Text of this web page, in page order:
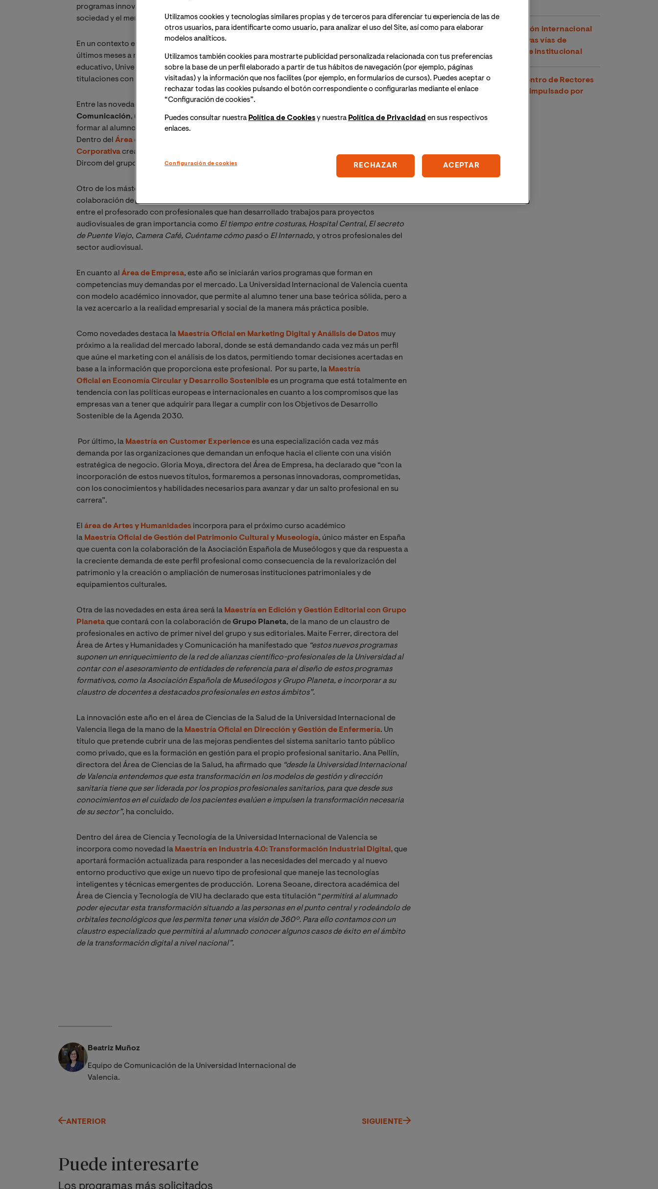
programas innovadores, especializados y altamente enfocados a las necesidades reales de la
sociedad y el mercado laboral público y privado.
En un contexto en el que la demanda de formación online se ha visto incrementada durante los
últimos meses a raíz del confinamiento y de la situación de incertidumbre que vive el sector
educativo, Universidad Internacional de Valencia ofrece a futuros estudiantes nuevas
titulaciones con el fin de formar y profesionalizar nuevos perfiles demandados por las empresas.
Entre las novedades para el próximo curso académico destaca la
Comunicación, un máster pionero en el mundo de la comunicación en España y orientado en
formar al alumno en el análisis de datos para el desarrollo de estrategias de comunicación.
Dentro del Área de Comunicación
Corporativacreado en colaboración con Atresmedia y que cuenta en su profesorado con los
Dircom del grupo audiovisual.
Otro de los másteres en los que la Universidad Internacional de Valencia contará con la
colaboración de Atresmedia es el
entre el profesorado con profesionales que han desarrollado trabajos para proyectos
audiovisuales de gran importancia como El tiempo entre costuras, Hospital Central, El secreto
de Puente Viejo, Camera Café, Cuéntame cómo pasóo El Internado, y otros profesionales del
sector audiovisual.
En cuanto al Área de Empresa, este año se iniciarán varios programas que forman en
competencias muy demandas por el mercado. La Universidad Internacional de Valencia cuenta
con modelo académico innovador, que permite al alumno tener una base teórica sólida, pero a
la vez acercarlo a la realidad empresarial y social de la manera más práctica posible.
Como novedades destaca la Maestría Oficial en Marketing Digital y Análisis de Datos muy
próximo a la realidad del mercado laboral, donde se está demandando cada vez más un perfil
que aúne el marketing con el análisis de los datos, permitiendo tomar decisiones acertadas en
base a la información que proporciona este profesional. Por su parte, la Maestría
Oficial en Economía Circular y Desarrollo Sosteniblees un programa que está totalmente en
tendencia con las políticas europeas e internacionales en cuanto a los compromisos que las
empresas van a tener que adquirir para llegar a cumplir con los Objetivos de Desarrollo
Sostenible de la Agenda 2030.
Por último, la Maestría en Customer Experiencees una especialización cada vez más
demanda por las organizaciones que demandan un enfoque hacia el cliente con una visión
estratégica de negocio. Gloria Moya, directora del Área de Empresa, ha declarado que “con la
incorporación de estos nuevos títulos, formaremos a personas innovadoras, comprometidas,
con los conocimientos y habilidades necesarios para avanzar y dar un salto profesional en su
carrera”.
El área de Artes y Humanidades incorpora para el próximo curso académico
la Maestría Oficial deGestión del Patrimonio Cultural y Museología, único máster en España
que cuenta con la colaboración de la Asociación Española de Museólogos y que da respuesta a
la creciente demanda de este perfil profesional como consecuencia de la revalorización del
patrimonio y la creación o ampliación de numerosas instituciones patrimoniales y de
equipamientos culturales.
Otra de las novedades en esta área será la Maestría en Edición y Gestión Editorialcon Grupo
Planetaque contará con la colaboración deGrupo Planeta, de la mano de un claustro de
profesionales en activo de primer nivel del grupo y sus editoriales. Maite Ferrer, directora del
Área de Artes y Humanidades y Comunicación ha manifestado que “estos nuevos programas
suponen un enriquecimiento de la red de alianzas científico-profesionales de la Universidad al
contar con el asesoramiento de entidades de referencia para el diseño de estos programas
formativos, como la Asociación Española de Museólogos y Grupo Planeta, e incorporar a su
claustro de docentes a destacados profesionales en estos ámbitos”.
La innovación este año en el área de Ciencias de la Salud de la Universidad Internacional de
Valencia llega de la mano de la Maestría Oficial en Dirección y Gestión de Enfermería. Un
título que pretende cubrir una de las mejoras pendientes del sistema sanitario tanto público
como privado, que es la formación en gestión para el propio profesional sanitario. Ana Pellín,
directora del Área de Ciencias de la Salud, ha afirmado que “desde la Universidad Internacional
de Valencia entendemos que esta transformación en los modelos de gestión y dirección
sanitaria tiene que ser liderada por los propios profesionales sanitarios, para que desde sus
conocimientos en el cuidado de los pacientes evalúen e impulsen la transformación necesaria
de su sector”, ha concluido.
Dentro del área de Ciencia y Tecnología de la Universidad Internacional de Valencia se
incorpora como novedad la Maestría en Industria 4.0: Transformación Industrial Digital,que
aportará formación actualizada para responder a las necesidades del mercado y al nuevo
entorno productivo que exige un nuevo tipo de profesional que maneje las tecnologías
inteligentes y técnicas emergentes de producción. Lorena Seoane, directora académica del
Área de Ciencia y Tecnología de VIU ha declarado que esta titulación “permitirá al alumnado
poder ejecutar esta transformación situando a las personas en el punto central y rodeándolo de
orbitales tecnológicos que les permita tener una visión de 360º. Para ello contamos con un
claustro especializado que permitirá al alumnado conocer algunos casos de éxito en el ámbito
de la transformación digital a nivel nacional”.
Beatriz Muñoz
Equipo de Comunicación de la Universidad Internacional de
Valencia.
ANTERIOR SIGUIENTE
VIU refuerza su proyección internacional
en Perú explorando nuevas vías de
cooperación académica e institucional
VIU participa en el Encuentro de Rectores
y Rectoras Perú-España impulsado por
Puede interesarte
Utilizamos cookies y tecnologías similares propias y de terceros para diferenciar tu experiencia de las de
otros usuarios, para identificarte como usuario, para analizar el uso del Site, así como para elaborar
modelos analíticos.
Utilizamos también cookies para mostrarte publicidad personalizada relacionada con tus preferencias
sobre la base de un perfil elaborado a partir de tus hábitos de navegación (por ejemplo, páginas
visitadas) y la información que nos facilites (por ejemplo, en formularios de cursos). Puedes aceptar o
rechazar todas las cookies pulsando el botón correspondiente o configurarlas mediante el enlace
“Configuración de cookies”.
Puedes consultar nuestra Política de Cookiesy nuestra Política de Privacidad en sus respectivos
enlaces.
Configuración de cookies RECHAZAR ACEPTAR